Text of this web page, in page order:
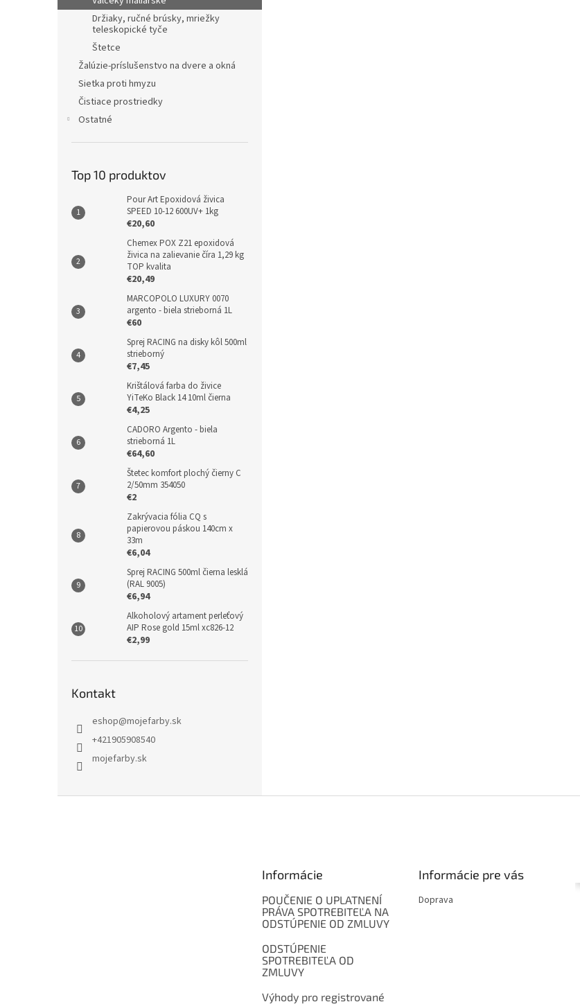
Držiaky, ručné brúsky, mriežky
teleskopické tyče
Štetce
Žalúzie-príslušenstvo na dvere a okná
Sietka proti hmyzu
Čistiace prostriedky
Ostatné
Top 10 produktov
Pour Art Epoxidová živica
SPEED 10-12 600UV+ 1kg
€20,60
Chemex POX Z21 epoxidová
živica na zalievanie číra 1,29 kg
TOP kvalita
€20,49
MARCOPOLO LUXURY 0070
argento - biela strieborná 1L
€60
Sprej RACING na disky kôl 500ml
strieborný
€7,45
Krištálová farba do živice
YiTeKo Black 14 10ml čierna
€4,25
CADORO Argento - biela
strieborná 1L
€64,60
Štetec komfort plochý čierny C
2/50mm 354050
€2
Zakrývacia fólia CQ s
papierovou páskou 140cm x
33m
€6,04
Sprej RACING 500ml čierna lesklá
(RAL 9005)
€6,94
Alkoholový artament perleťový
AIP Rose gold 15ml xc826-12
€2,99
Kontakt
eshop@mojefarby.sk
+421905908540
mojefarby.sk
Informácie
POUČENIE O UPLATNENÍ
PRÁVA SPOTREBITEĽA NA
ODSTÚPENIE OD ZMLUVY
ODSTÚPENIE
SPOTREBITEĽA OD
ZMLUVY
Výhody pro registrované
Informácie pre vás
Doprava